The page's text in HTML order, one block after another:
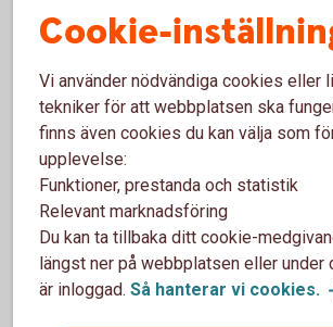
Våra
Våra
tjänster
Cookie-
Vi använder nödvändiga cookies eller
tekniker för att webbplatsen ska
finns även cookies du kan välja som
upplevelse:
Funktioner, prestanda och statistik
Relevant marknadsföring
Du kan ta tillbaka ditt cookie-
längst ner på webbplatsen eller under
är inloggad. Så hanterar vi cookies.